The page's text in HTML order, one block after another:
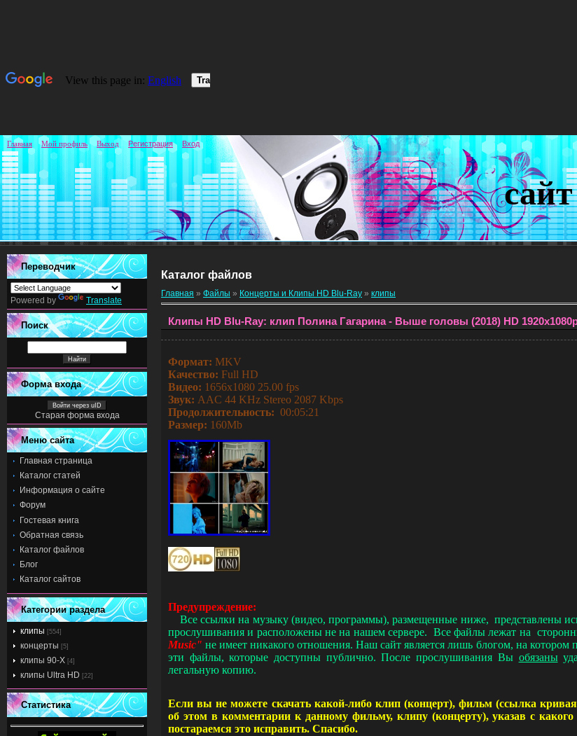
сайт
Главная Мой профиль Выход Регистрация Вход
Переводчик
Powered by Translate
Поиск
Форма входа
Войти через uID
Старая форма входа
Меню сайта
Главная страница
Каталог статей
Информация о сайте
Форум
Гостевая книга
Обратная связь
Каталог файлов
Блог
Каталог сайтов
Категории раздела
клипы [554]
концерты [5]
клипы 90-Х [4]
клипы Ultra HD [22]
Статистика
Каталог файлов
Главная » Файлы » Концерты и Клипы HD Blu-Ray » клипы
Клипы HD Blu-Ray: клип Полина Гагарина - Выше головы (2018) HD
Формат: MKV
Качество: Full HD
Видео: 1656x1080 25.00 fps
Звук: AAC 44 KHz Stereo 2087 Kbps
Продолжительность: 00:05:21
Размер: 160Mb
Предупреждение:
Все ссылки на музыку (видео, программы), размещенные ниже, представлены
прослушивания и расположены не на нашем сервере. Все файлы лежат на
Music" не имеет никакого отношения. Наш сайт является лишь блогом, на
эти файлы, которые доступны публично. После прослушивания Вы обязаны
легальную копию.
Если вы не можете скачать какой-либо клип (концерт), фильм (ссылка
об этом в комментарии к данному фильму, клипу (концерту), указав с
постараемся это исправить. Спасибо.